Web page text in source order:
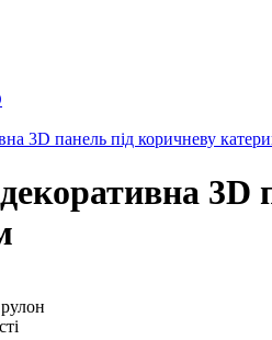
3D панель під коричневу
3D